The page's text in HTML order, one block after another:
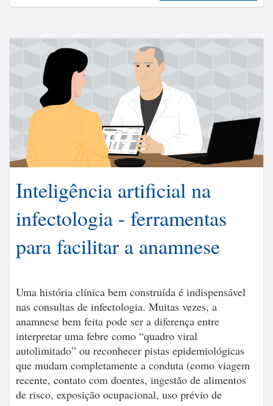
Inteligência artificial na
infectologia - ferramentas
para facilitar a anamnese
Uma história clínica bem construída é indispensável
nas consultas de infectologia. Muitas vezes, a
anamnese bem feita pode ser a diferença entre
interpretar uma febre como “quadro viral
autolimitado” ou reconhecer pistas epidemiológicas
que mudam completamente a conduta (como viagem
recente, contato com doentes, ingestão de alimentos
de risco, exposição ocupacional, uso prévio de